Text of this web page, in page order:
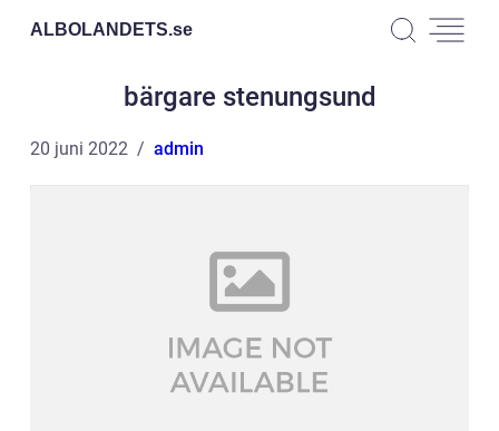
ALBOLANDETS.se
bärgare stenungsund
20 juni 2022 admin